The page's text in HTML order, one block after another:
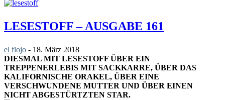
LESESTOFF – AUSGABE 161
el flojo - 18. März 2018
DIESMAL MIT LESESTOFF ÜBER EIN
TREPPENERLEBIS MIT SACKKARRE, ÜBER DAS
KALIFORNISCHE ORAKEL, ÜBER EINE
VERSCHWUNDENE MUTTER UND ÜBER EINEN
NICHT ABGESTÜRTZTEN STAR.